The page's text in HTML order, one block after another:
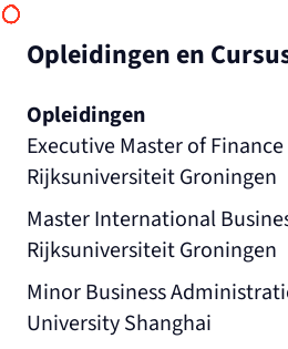
Opleidingen en
Opleidingen
Executive Master of
Rijksuniversiteit Groningen
Master International
Rijksuniversiteit Groningen
Minor Business
University Shanghai